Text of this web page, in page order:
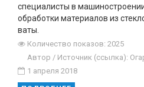
специалисты в
обработки материалов из
ваты.
Количество показов: 2025
Автор / Источник (ссылка):
1 апреля 2018